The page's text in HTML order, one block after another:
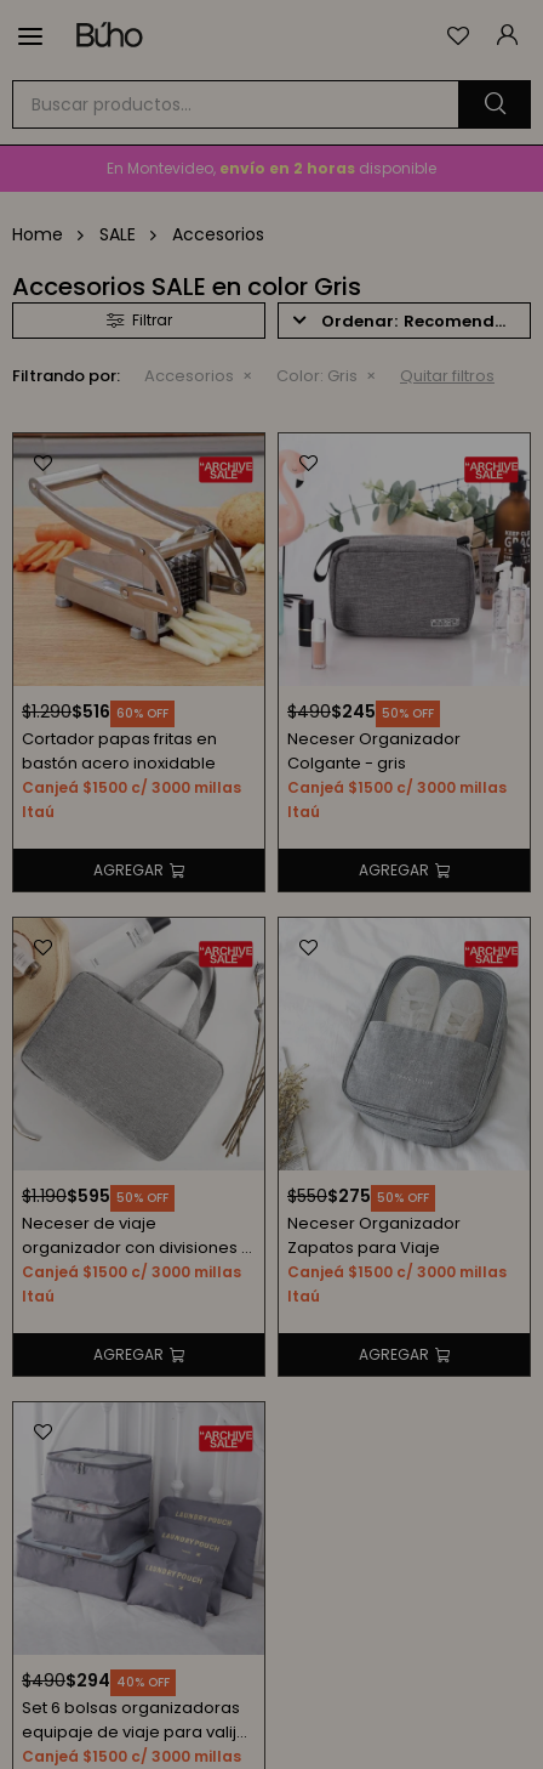

Envío GRATISa todo el país en compras mayores a $1.500
Envío GRATISa todo el país en compras mayores a
Home SALE Accesorios
Accesorios SALE en color Gris
Recomendados
Filtrando por: Accesorios Color: Gris Quitar filtros
$516
$1.290 60
Cortador papas fritas en
bastón acero inoxidable
Canjeá $1500 c/ 3000 millas
Itaú
$245
$490 50
Neceser Organizador
Colgante - gris
Canjeá $1500 c/ 3000 millas
Itaú
$595
$1.190 50
Neceser de viaje
organizador con divisiones -
gris
Canjeá $1500 c/ 3000 millas
Itaú
$275
$550 50
Neceser Organizador
Zapatos para Viaje
Canjeá $1500 c/ 3000 millas
Itaú
$294
$490 40
Set 6 bolsas organizadoras
equipaje de viaje para valija
- gris
Canjeá $1500 c/ 3000 millas